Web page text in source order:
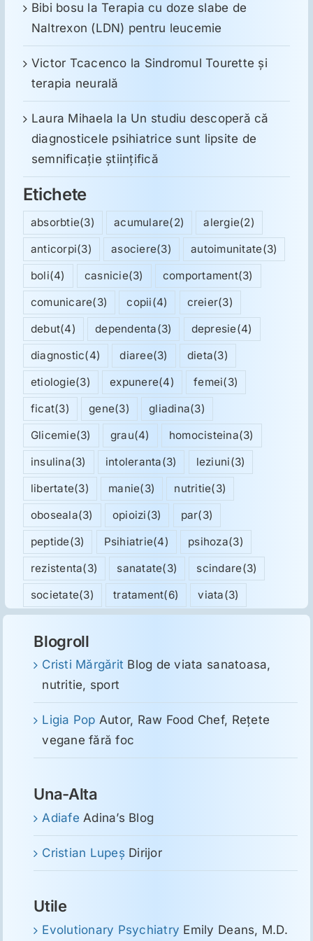
Bibi bosu laTerapia cu doze slabe de
Naltrexon (LDN) pentru leucemie
Victor Tcacenco la Sindromul Tourette şi
terapia neurală
Laura Mihaela la Un studiu descoperă că
diagnosticele psihiatrice sunt lipsite de
semnificație științifică
Etichete
absorbtie(3) acumulare(2) alergie(2)
anticorpi(3) asociere(3) autoimunitate(3)
boli(4) casnicie(3) comportament(3)
comunicare(3) copii(4) creier(3)
debut(4) dependenta(3) depresie(4)
diagnostic(4) diaree(3) dieta(3)
etiologie(3) expunere(4) femei(3)
ficat(3) gene(3) gliadina(3)
Glicemie(3) grau(4) homocisteina(3)
insulina(3) intoleranta(3) leziuni(3)
libertate(3) manie(3) nutritie(3)
oboseala(3) opioizi(3) par(3)
peptide(3) Psihiatrie(4) psihoza(3)
rezistenta(3) sanatate(3) scindare(3)
societate(3) tratament(6) viata(3)
Blogroll
Cristi Mărgărit Blog de viata sanatoasa,
nutritie, sport
Ligia Pop Autor, Raw Food Chef, Reţete
vegane fără foc
Una-Alta
Adiafe Adina’s Blog
Cristian Lupeş Dirijor
Utile
Evolutionary Psychiatry Emily Deans, M.D.